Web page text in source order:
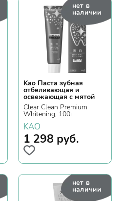
нет в
наличии
Kao Паста зубная
отбеливающая и
освежающая с мятой
Clear Clean Premium
Whitening, 100г
KAO
1 298 руб.
нет в
наличии